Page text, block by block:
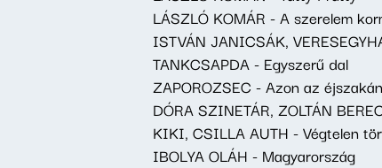
LÁSZLÓ KOMÁR - A szerelem
ISTVÁN JANICSÁK,
TANKCSAPDA - Egyszerű dal
ZAPOROZSEC - Azon az éjszakán
DÓRA SZINETÁR, ZOLTÁN
KIKI, CSILLA AUTH - Végtelen
IBOLYA OLÁH - Magyarország